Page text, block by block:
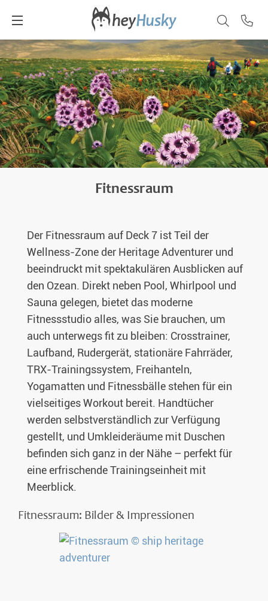
Fitnessraum
Der Fitnessraum auf Deck 7 ist Teil der
Wellness-Zone der Heritage Adventurer und
beeindruckt mit spektakulären Ausblicken auf
den Ozean. Direkt neben Pool, Whirlpool und
Sauna gelegen, bietet das moderne
Fitnessstudio alles, was Sie brauchen, um
auch unterwegs fit zu bleiben: Crosstrainer,
Laufband, Rudergerät, stationäre Fahrräder,
TRX-Trainingssystem, Freihanteln,
Yogamatten und Fitnessbälle stehen für ein
vielseitiges Workout bereit. Handtücher
werden selbstverständlich zur Verfügung
gestellt, und Umkleideräume mit Duschen
befinden sich ganz in der Nähe – perfekt für
eine erfrischende Trainingseinheit mit
Meerblick.
Fitnessraum: Bilder & Impressionen